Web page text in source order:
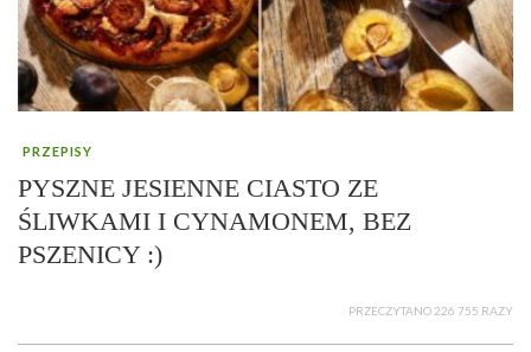
PRZEPISY
PYSZNE JESIENNE CIASTO ZE
ŚLIWKAMI I CYNAMONEM, BEZ
PSZENICY :)
PRZECZYTANO 226 755 RAZY